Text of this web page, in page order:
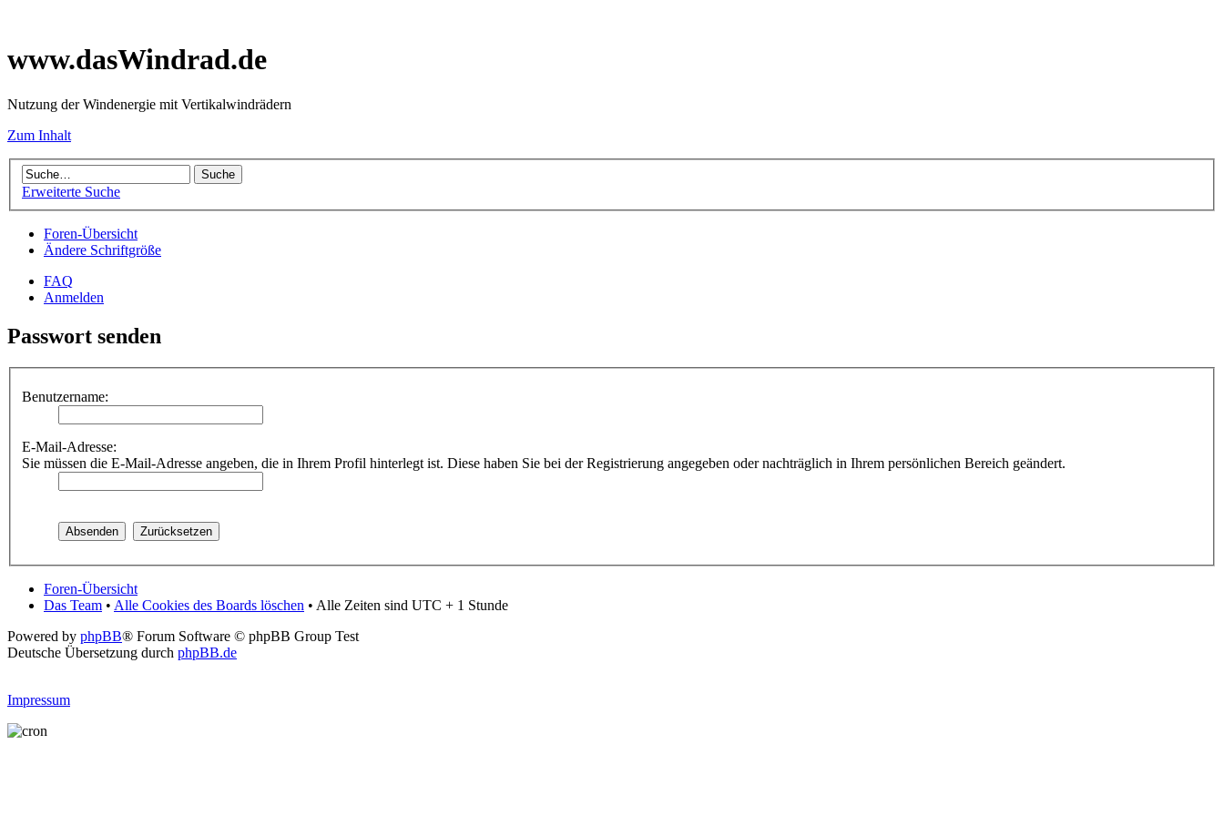
www.dasWindrad.de
Nutzung der Windenergie mit Vertikalwindrädern
Zum Inhalt
Erweiterte Suche
Foren-Übersicht
Ändere Schriftgröße
FAQ
Anmelden
Passwort senden
Benutzername:
E-Mail-Adresse:
Sie müssen die E-Mail-Adresse angeben, die in Ihrem Profil hinterlegt ist. Diese haben Sie bei der Registrierung angegeben oder nachträglich in Ihrem persönlichen Bereich geändert.
Foren-Übersicht
Das Team • Alle Cookies des Boards löschen • Alle Zeiten sind UTC + 1 Stunde
Powered by phpBB® Forum Software © phpBB Group Test
Deutsche Übersetzung durch phpBB.de
Impressum